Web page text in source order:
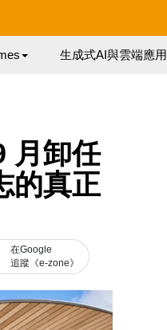
生成式AI與雲端應用
月卸任
的真正
在Google
追蹤《e-zone》